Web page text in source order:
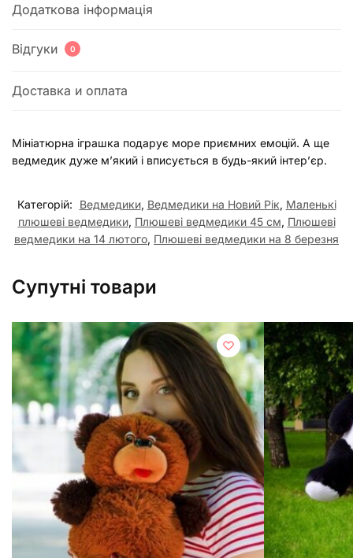
Додаткова інформація
Відгуки 0
Доставка и оплата
Мініатюрна іграшка подарує море приємних емоцій. А ще
ведмедик дуже м’який і вписується в будь-який інтер’єр.
Категорій: Ведмедики, Ведмедики на Новий Рік, Маленькі
плюшеві ведмедики, Плюшеві ведмедики 45 см, Плюшеві
ведмедики на 14 лютого, Плюшеві ведмедики на 8 березня
Супутні товари